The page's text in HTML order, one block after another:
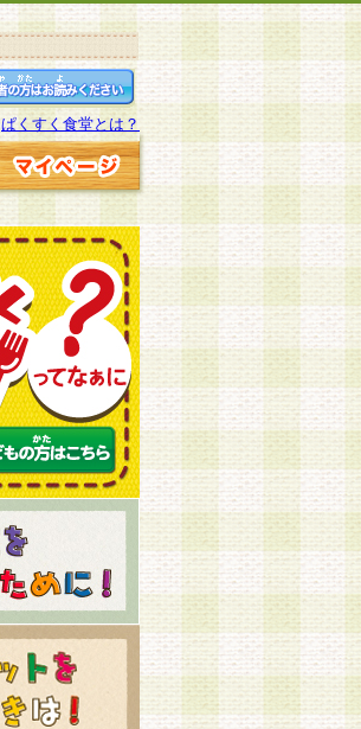
ぱくすく食堂とは？